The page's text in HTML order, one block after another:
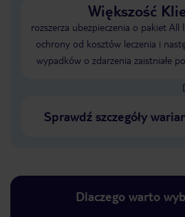
Większość
rozszerza ubezpieczenia o pakiet All
ochrony od kosztów leczenia i
wypadków o zdarzenia zaistniałe
Sprawdź szczegóły
Dlaczego warto